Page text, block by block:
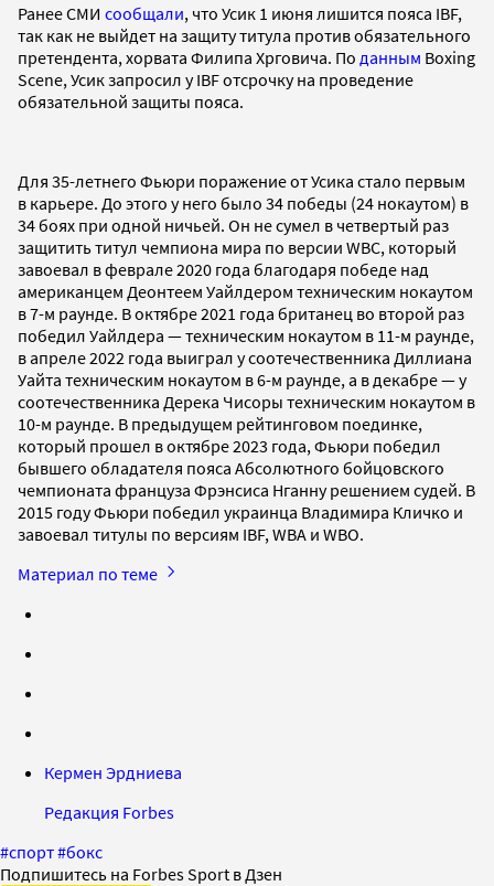
Ранее СМИ сообщали, что Усик 1 июня лишится пояса IBF,
так как не выйдет на защиту титула против обязательного
претендента, хорвата Филипа Хрговича. По данным Boxing
Scene, Усик запросил у IBF отсрочку на проведение
обязательной защиты пояса.
Для 35-летнего Фьюри поражение от Усика стало первым
в карьере. До этого у него было 34 победы (24 нокаутом) в
34 боях при одной ничьей. Он не сумел в четвертый раз
защитить титул чемпиона мира по версии WBC, который
завоевал в феврале 2020 года благодаря победе над
американцем Деонтеем Уайлдером техническим нокаутом
в 7-м раунде. В октябре 2021 года британец во второй раз
победил Уайлдера — техническим нокаутом в 11-м раунде,
в апреле 2022 года выиграл у соотечественника Диллиана
Уайта техническим нокаутом в 6-м раунде, а в декабре — у
соотечественника Дерека Чисоры техническим нокаутом в
10-м раунде. В предыдущем рейтинговом поединке,
который прошел в октябре 2023 года, Фьюри победил
бывшего обладателя пояса Абсолютного бойцовского
чемпионата француза Фрэнсиса Нганну решением судей. В
2015 году Фьюри победил украинца Владимира Кличко и
завоевал титулы по версиям IBF, WBA и WBO.
Материал по теме
Кермен Эрдниева
Редакция Forbes
#спорт#бокс
Подпишитесь на Forbes Sport в Дзен